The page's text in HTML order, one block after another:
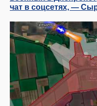
чат в соцсетях, —